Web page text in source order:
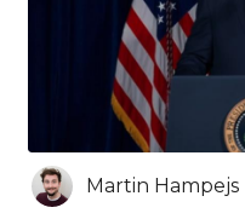
Martin Hampejs